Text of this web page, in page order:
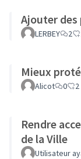
Ajouter des
LERBEY 2
Mieux
Alicot 0 2
Rendre
de la Ville
Utilisateur